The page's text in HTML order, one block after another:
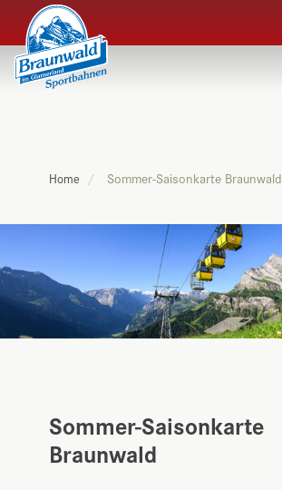
Home Sommer-Saisonkarte Braunwald
Sommer-Saisonkarte
Braunwald